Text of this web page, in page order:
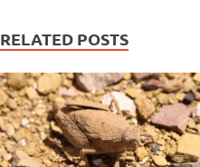
RELATED POSTS